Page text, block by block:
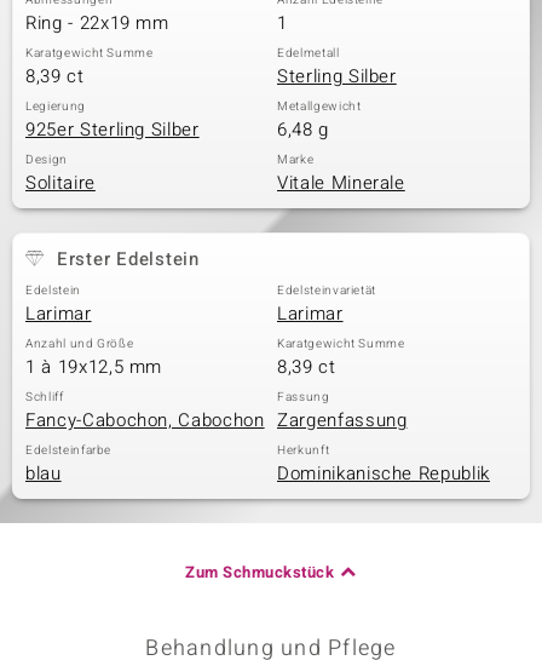
Collection
Classics
Ring - 22x19 mm 1
Karatgewicht Summe
8,39 ct
Edelmetall
Sterling Silber
Legierung
925er Sterling Silber
Metallgewicht
6,48 g
Design
Solitaire
Marke
Vitale Minerale
Erster Edelstein
Edelstein
Larimar
Edelsteinvarietät
Larimar
Anzahl und Größe
1 à 19x12,5 mm
Karatgewicht Summe
8,39 ct
Schliff
Fancy-Cabochon, Cabochon
Fassung
Zargenfassung
Edelsteinfarbe
blau
Herkunft
Dominikanische Republik
Zum Schmuckstück
Behandlung und Pflege